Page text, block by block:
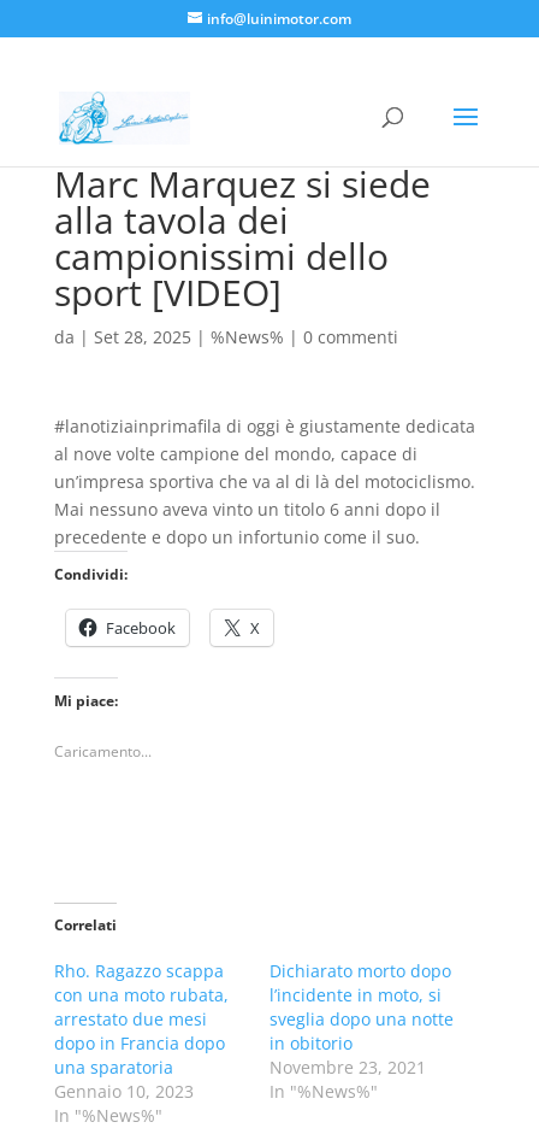
info@luinimotor.com
Marc Marquez si siede
alla tavola dei
campionissimi dello
sport [VIDEO]
da | Set 28, 2025| %News% | 0 commenti
#lanotiziainprimafila di oggi è giustamente dedicata
al nove volte campione del mondo, capace di
un’impresa sportiva che va al di là del motociclismo.
Mai nessuno aveva vinto un titolo 6 anni dopo il
precedente e dopo un infortunio come il suo.
Condividi:
Facebook X
Mi piace:
Caricamento...
Correlati
Rho. Ragazzo scappa
con una moto rubata,
arrestato due mesi
dopo in Francia dopo
una sparatoria
Gennaio 10, 2023
In "%News%"
Dichiarato morto dopo
l’incidente in moto, si
sveglia dopo una notte
in obitorio
Novembre 23, 2021
In "%News%"